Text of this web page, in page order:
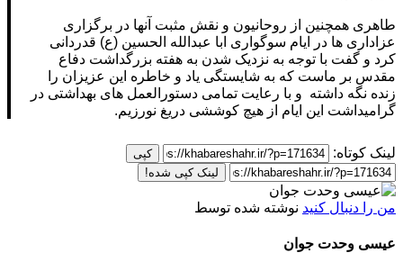
طاهری همچنین از روحانیون و نقش مثبت آنها در برگزاری
عزاداری ها در ایام سوگواری ابا عبدالله الحسین (ع) قدردانی
کرد و گفت با توجه به نزدیک شدن به هفته بزرگداشت دفاع
مقدس بر ماست که به شایستگی یاد و خاطره این عزیزان را
زنده نگه داشته و با رعایت تمامی دستورالعمل های بهداشتی در
گرامیداشت این ایام از هیچ کوششی دریغ نورزیم.
لینک کوتاه:
کپی
لینک کپی شده!
من را دنبال کنید نوشته شده توسط
عیسی وحدت جوان